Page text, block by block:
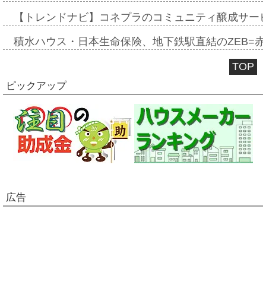
【トレンドナビ】コネプラのコミュニティ醸成サ
積水ハウス・日本生命保険、地下鉄駅直結のZEB=
TOP
ピックアップ
広告